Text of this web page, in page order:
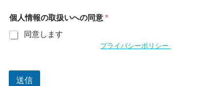
個人情報の取扱いへの同意 *
同意します
プライバシーポリシー
送信